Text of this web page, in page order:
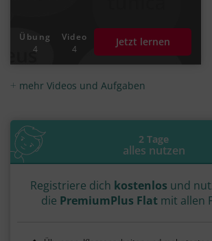
Übung
4
Video
4
Jetzt lernen
mehr Videos und Aufgaben
2 Tage
alles nutzen
Registriere dich kostenlos und
die PremiumPlus Flat mit allen